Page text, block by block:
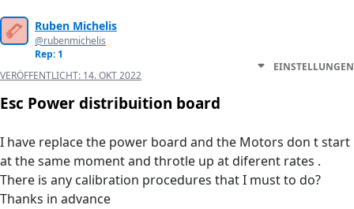
Ruben Michelis
@rubenmichelis
Rep: 1
VERÖFFENTLICHT: 14. OKT 2022
EINSTELLUNGEN
Esc Power distribuition board
I have replace the power board and the Motors don t start
at the same moment and throtle up at diferent rates .
There is any calibration procedures that I must to do?
Thanks in advance